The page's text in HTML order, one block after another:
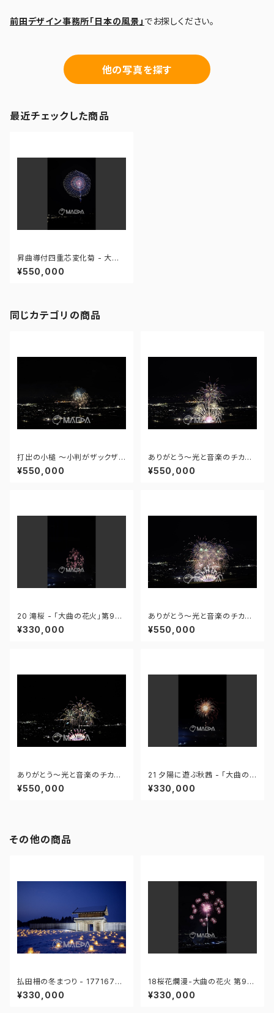
前田デザイン事務所「日本の風景」 でお探しください。
他の写真を探す
最近チェックした商品
昇曲導付四重芯変化菊 - 大曲
の花火―春の章― 世界の花火
日本の花火 新作花火コレクショ
¥550,000
同じカテゴリの商品
打出の小槌 ～小判がザックザク
～ - 大曲の花火―春の章―「新
作花火コレクション2024 世界
¥550,000
ありがとう～光と音楽のチカラ
～ - 大曲の花火―春の章―「新
作花火コレクション2024 世界
¥550,000
20 滝桜 - 「大曲の花火」第96
回全国花火競技大会 - 172558
419995110
¥330,000
ありがとう～光と音楽のチカラ
～ - 大曲の花火―春の章―「新
作花火コレクション2024 世界
¥550,000
ありがとう～光と音楽のチカラ
～ - 大曲の花火―春の章―「新
作花火コレクション2024 世界
¥550,000
21 夕陽に遊ぶ秋茜 - 「大曲の
花火」第96回全国花火競技大会
- 172558419949425
¥330,000
その他の商品
払田柵の冬まつり - 17716762
5521652
¥330,000
18桜花爛漫-大曲の花火 第97
回全国花火競技大会 - 176671
211725119
¥330,000